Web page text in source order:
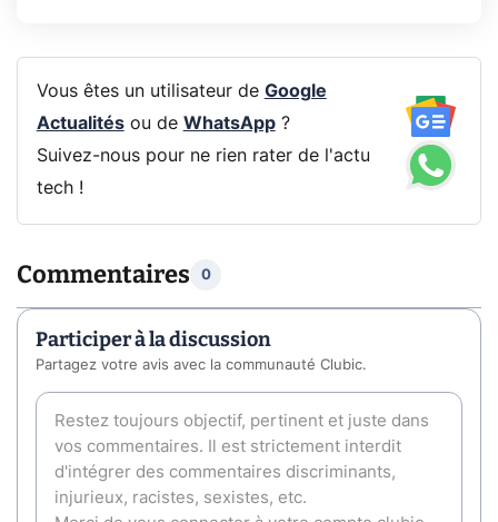
Vous êtes un utilisateur de Google
Actualitésou de WhatsApp?
Suivez-nous pour ne rien rater de l'actu
tech !
Commentaires 0
Participer à la discussion
Partagez votre avis avec la communauté Clubic.